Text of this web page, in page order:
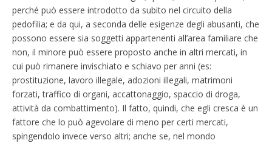
perché può essere introdotto da subito nel circuito della
pedofilia; e da qui, a seconda delle esigenze degli abusanti, che
possono essere sia soggetti appartenenti all’area familiare che
non, il minore può essere proposto anche in altri mercati, in
cui può rimanere invischiato e schiavo per anni (es:
prostituzione, lavoro illegale, adozioni illegali, matrimoni
forzati, traffico di organi, accattonaggio, spaccio di droga,
attività da combattimento). Il fatto, quindi, che egli cresca è un
fattore che lo può agevolare di meno per certi mercati,
spingendolo invece verso altri; anche se, nel mondo